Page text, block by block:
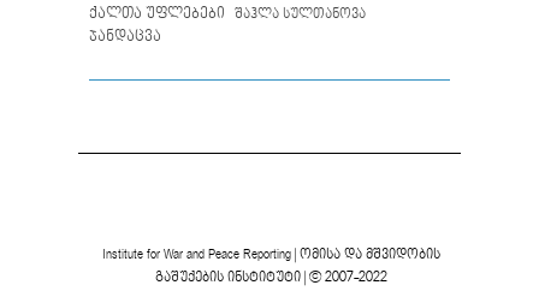
ქალთა უფლებები შაჰლა სულთანოვა
ჯანდაცვა
Institute for War and Peace Reporting| ომისა და მშვიდობის
გაშუქების ინსტიტუტი| © 2007-2022